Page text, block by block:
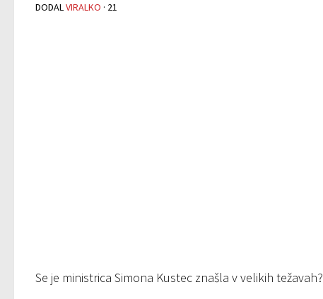
DODALVIRALKO · 21
Se je ministrica Simona Kustec znašla v velikih težavah?